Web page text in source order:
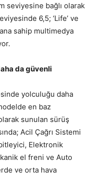
seviyesine bağlı olarak
6,5; ‘Life’ ve
sahip multimedya
da güvenli
yolculuğu daha
en baz
sunulan sürüş
Acil Çağrı Sistemi
Elektronik
el freni ve Auto
ve orta hava